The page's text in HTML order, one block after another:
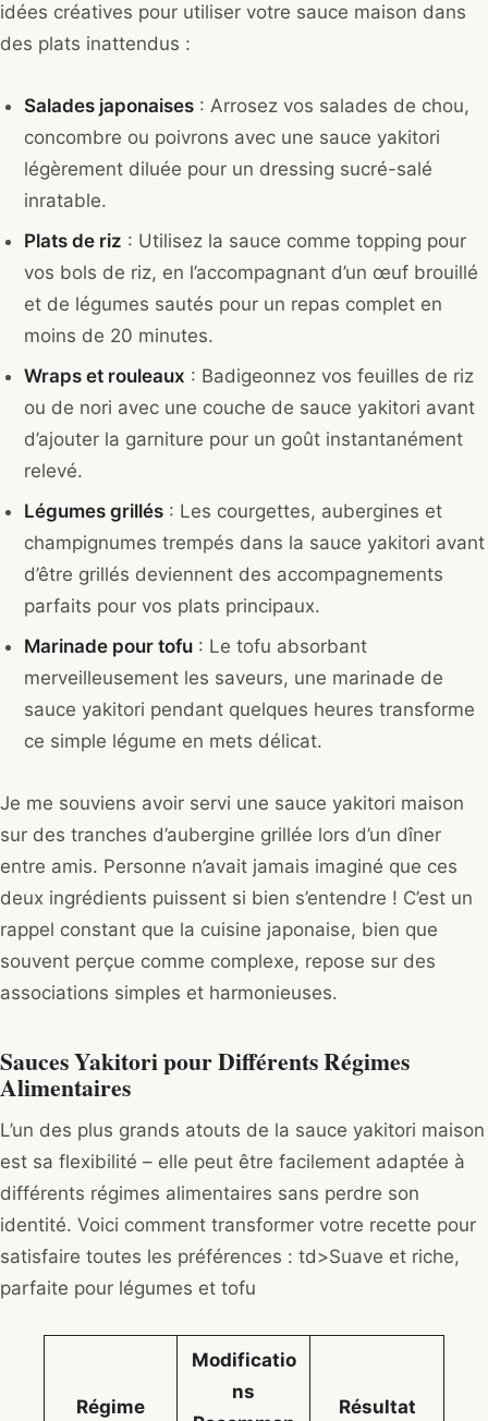
idées créatives pour utiliser votre sauce maison dans
des plats inattendus :
Salades japonaises : Arrosez vos salades de chou,
concombre ou poivrons avec une sauce yakitori
légèrement diluée pour un dressing sucré-salé
inratable.
Plats de riz : Utilisez la sauce comme topping pour
vos bols de riz, en l’accompagnant d’un œuf brouillé
et de légumes sautés pour un repas complet en
moins de 20 minutes.
Wraps et rouleaux : Badigeonnez vos feuilles de riz
ou de nori avec une couche de sauce yakitori avant
d’ajouter la garniture pour un goût instantanément
relevé.
Légumes grillés : Les courgettes, aubergines et
champignumes trempés dans la sauce yakitori avant
d’être grillés deviennent des accompagnements
parfaits pour vos plats principaux.
Marinade pour tofu : Le tofu absorbant
merveilleusement les saveurs, une marinade de
sauce yakitori pendant quelques heures transforme
ce simple légume en mets délicat.
Je me souviens avoir servi une sauce yakitori maison
sur des tranches d’aubergine grillée lors d’un dîner
entre amis. Personne n’avait jamais imaginé que ces
deux ingrédients puissent si bien s’entendre ! C’est un
rappel constant que la cuisine japonaise, bien que
souvent perçue comme complexe, repose sur des
associations simples et harmonieuses.
Sauces Yakitori pour Différents Régimes
Alimentaires
L’un des plus grands atouts de la sauce yakitori maison
est sa flexibilité – elle peut être facilement adaptée à
différents régimes alimentaires sans perdre son
identité. Voici comment transformer votre recette pour
satisfaire toutes les préférences : td>Suave et riche,
parfaite pour légumes et tofu
Régime
Modificatio
ns
Résultat